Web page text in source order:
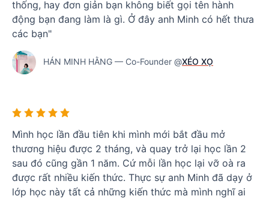
thống, hay đơn giản bạn không biết gọi tên hành
động bạn đang làm là gì. Ở đây anh Minh có hết thưa
các bạn"
HÁN MINH HẰNG — Co-Founder @XÉO XỌ
Mình học lần đầu tiên khi mình mới bắt đầu mở
thương hiệu được 2 tháng, và quay trở lại học lần 2
sau đó cũng gần 1 năm. Cứ mỗi lần học lại vỡ oà ra
được rất nhiều kiến thức. Thực sự anh Minh đã dạy ở
lớp học này tất cả những kiến thức mà mình nghĩ ai